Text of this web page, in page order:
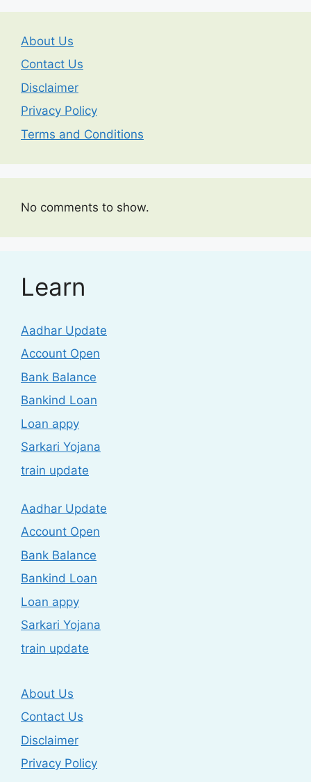
About Us
Contact Us
Disclaimer
Privacy Policy
Terms and Conditions
No comments to show.
Learn
Aadhar Update
Account Open
Bank Balance
Bankind Loan
Loan appy
Sarkari Yojana
train update
Aadhar Update
Account Open
Bank Balance
Bankind Loan
Loan appy
Sarkari Yojana
train update
About Us
Contact Us
Disclaimer
Privacy Policy